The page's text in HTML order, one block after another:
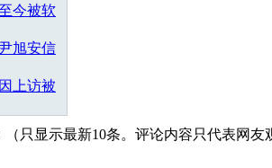
今被软
旭安信
上访被
（只显示最新10条。评论内容只代表网